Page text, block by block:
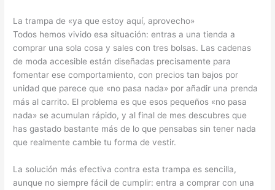
La trampa de «ya que estoy aquí, aprovecho»
Todos hemos vivido esa situación: entras a una tienda a
comprar una sola cosa y sales con tres bolsas. Las cadenas
de moda accesible están diseñadas precisamente para
fomentar ese comportamiento, con precios tan bajos por
unidad que parece que «no pasa nada» por añadir una prenda
más al carrito. El problema es que esos pequeños «no pasa
nada» se acumulan rápido, y al final de mes descubres que
has gastado bastante más de lo que pensabas sin tener nada
que realmente cambie tu forma de vestir.
La solución más efectiva contra esta trampa es sencilla,
aunque no siempre fácil de cumplir: entra a comprar con una